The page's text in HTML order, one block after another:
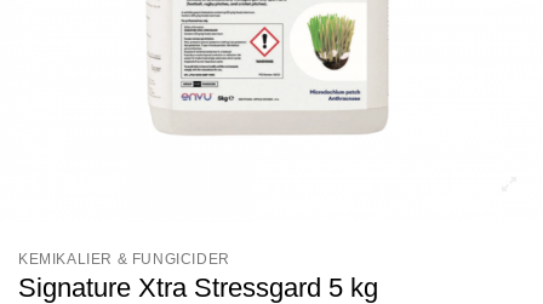
KEMIKALIER & FUNGICIDER
Signature Xtra Stressgard 5 kg